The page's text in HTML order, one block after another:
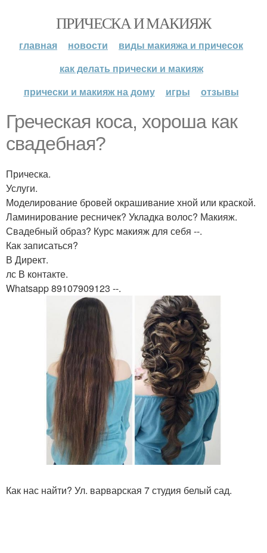
ПРИЧЕСКА И МАКИЯЖ
главная новости
виды макияжа и причесок
как делать прически и макияж
прически и макияж на дому
игры отзывы
Греческая коса, хороша как
свадебная?
Прическа.
Услуги.
Моделирование бровей окрашивание хной или краской.
Ламинирование ресничек? Укладка волос? Макияж.
Свадебный образ? Курс макияж для себя --.
Как записаться?
В Директ.
лс В контакте.
Whatsapp 89107909123 --.
Как нас найти? Ул. варварская 7 студия белый сад.